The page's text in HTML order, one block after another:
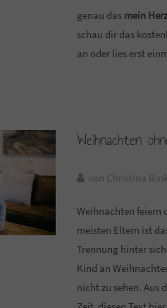
genau das mein
schau dir das
an oder lies erst
Weihnachten
von Christina
Weihnachten feiern
meisten Eltern ist
Trennung hinter
Kind an
nicht zu sehen. Aus